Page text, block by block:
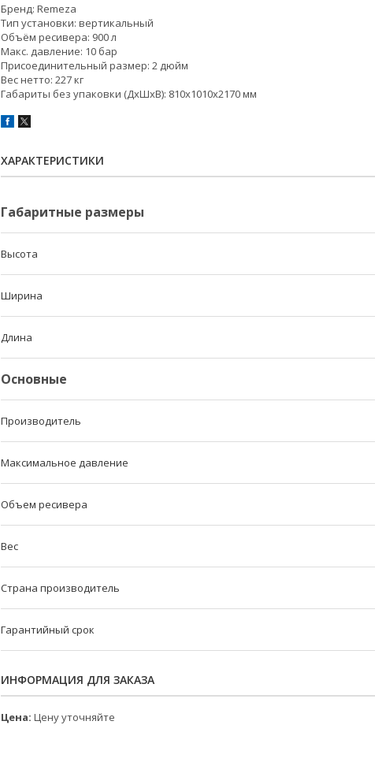
Бренд: Remeza
Тип установки: вертикальный
Объём ресивера: 900 л
Макс. давление: 10 бар
Присоединительный размер: 2 дюйм
Вес нетто: 227 кг
Габариты без упаковки (ДxШxВ): 810х1010x2170 мм
ХАРАКТЕРИСТИКИ
Габаритные размеры
Высота
Ширина
Длина
Основные
Производитель
Максимальное давление
Объем ресивера
Вес
Страна производитель
Гарантийный срок
ИНФОРМАЦИЯ ДЛЯ ЗАКАЗА
Цена: Цену уточняйте